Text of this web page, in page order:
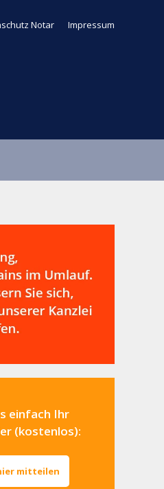
Notar Impressum
einfach Ihr
(kostenlos):
mitteilen